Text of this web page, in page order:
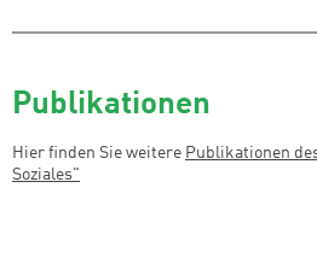
Publikationen
Hier finden Sie weitere Publikationen
Soziales"